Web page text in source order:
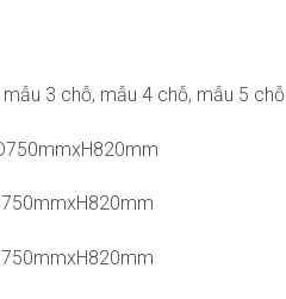
3 chỗ, mẫu 4 chỗ, mẫu 5 chỗ